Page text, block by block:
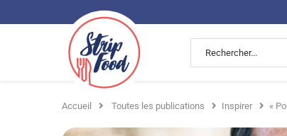
Accueil Toutes les publications Inspirer «